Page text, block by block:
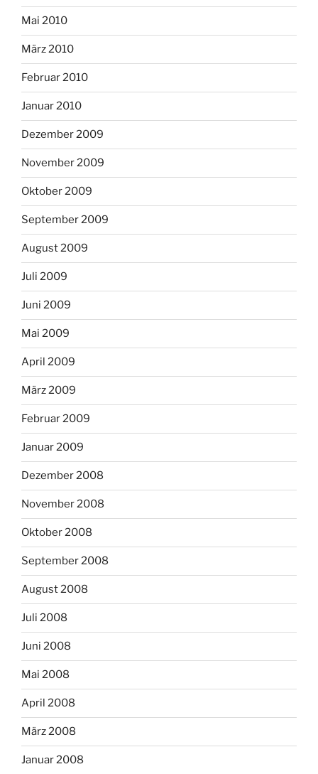
Mai 2010
März 2010
Februar 2010
Januar 2010
Dezember 2009
November 2009
Oktober 2009
September 2009
August 2009
Juli 2009
Juni 2009
Mai 2009
April 2009
März 2009
Februar 2009
Januar 2009
Dezember 2008
November 2008
Oktober 2008
September 2008
August 2008
Juli 2008
Juni 2008
Mai 2008
April 2008
März 2008
Januar 2008